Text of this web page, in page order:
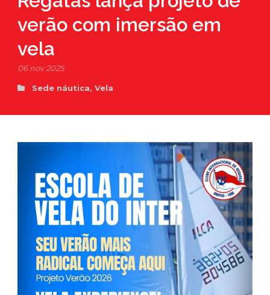
verão com imersão em
vela
06 nov 2025
Sede náutica, Vela